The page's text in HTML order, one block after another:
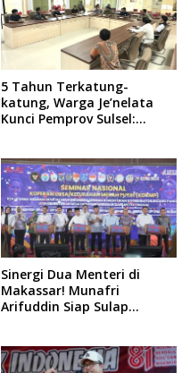
5 Tahun Terkatung-
katung, Warga Je’nelata
Kunci Pemprov Sulsel:
Sinergi Dua Menteri di
Makassar! Munafri
Arifuddin Siap Sulap
Baru